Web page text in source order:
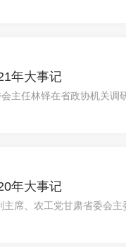
年大事记
主任林铎在省政协机关调
年大事记
席、农工党甘肃省委会